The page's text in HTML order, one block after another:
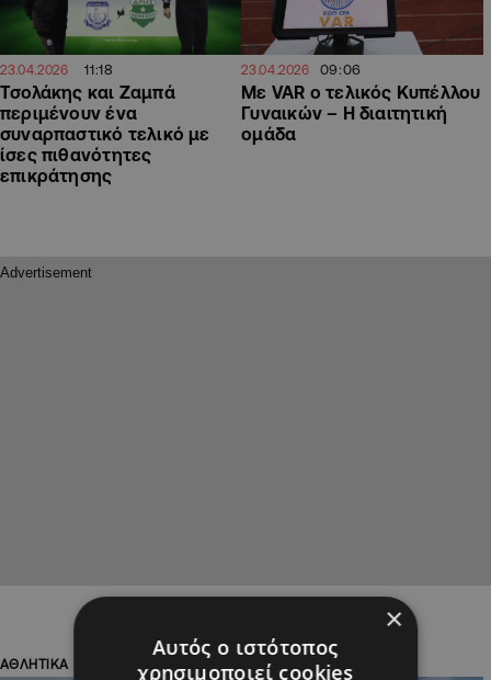
23.04.2026 11:18
Τσολάκης και Ζαμπά
περιμένουν ένα
συναρπαστικό τελικό με
ίσες πιθανότητες
επικράτησης
23.04.2026 09:06
Με VAR ο τελικός Κυπέλλου
Γυναικών – H διαιτητική
ομάδα
ΑΘΛΗΤΙΚΑ ΑΘΛΗΤΙΚΑ
×
Αυτός ο ιστότοπος
χρησιμοποιεί cookies